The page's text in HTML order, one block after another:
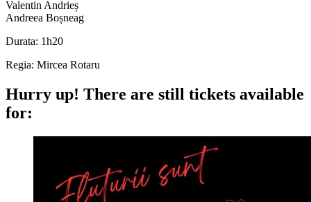
Valentin Andrieș
Andreea Boșneag
Durata: 1h20
Regia: Mircea Rotaru
Hurry up! There are still tickets available
for: